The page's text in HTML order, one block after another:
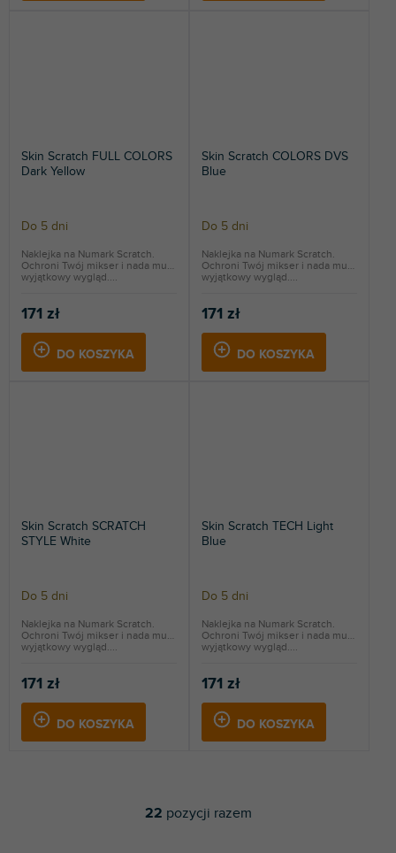
Skin Scratch FULL COLORS
Dark Yellow
Do 5 dni
171 zł
DO KOSZYKA
Naklejka na Numark Scratch.
Ochroni Twój mikser i nada mu
wyjątkowy wygląd....
Skin Scratch COLORS DVS
Blue
Do 5 dni
171 zł
DO KOSZYKA
Naklejka na Numark Scratch.
Ochroni Twój mikser i nada mu
wyjątkowy wygląd....
Skin Scratch SCRATCH
STYLE White
Do 5 dni
171 zł
DO KOSZYKA
Naklejka na Numark Scratch.
Ochroni Twój mikser i nada mu
wyjątkowy wygląd....
Skin Scratch TECH Light
Blue
Do 5 dni
171 zł
DO KOSZYKA
Naklejka na Numark Scratch.
Ochroni Twój mikser i nada mu
wyjątkowy wygląd....
K
22 pozycji razem